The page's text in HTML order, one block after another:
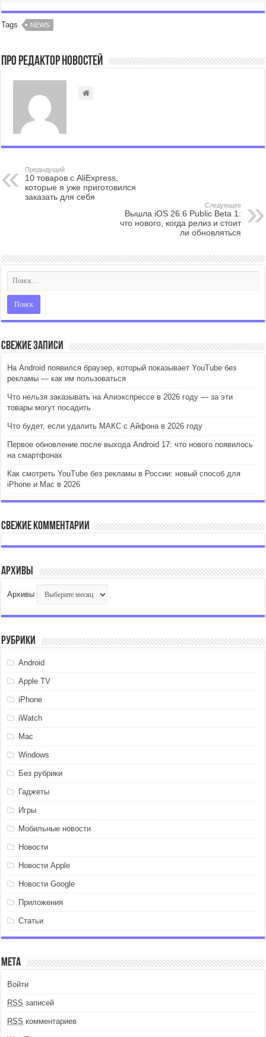
Tags NEWS
Про Редактор Новостей
Предыдущий
10 товаров с AliExpress,
которые я уже приготовился
заказать для себя
Следующее
Вышла iOS 26.6 Public Beta 1:
что нового, когда релиз и стоит
ли обновляться
Свежие записи
На Android появился браузер, который показывает YouTube без
рекламы — как им пользоваться
Что нельзя заказывать на Алиэкспрессе в 2026 году — за эти
товары могут посадить
Что будет, если удалить МАКС с Айфона в 2026 году
Первое обновление после выхода Android 17: что нового появилось
на смартфонах
Как смотреть YouTube без рекламы в России: новый способ для
iPhone и Mac в 2026
Свежие комментарии
Архивы
Архивы
Рубрики
Android
Apple TV
iPhone
iWatch
Mac
Windows
Без рубрики
Гаджеты
Игры
Мобильные новости
Новости
Новости Apple
Новости Google
Приложения
Статьи
Мета
Войти
RSS записей
RSS комментариев